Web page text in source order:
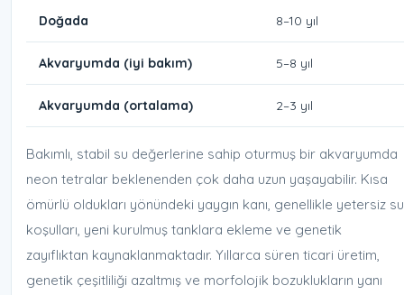
Doğada 8–10 yıl
Akvaryumda (iyi bakım) 5–8 yıl
Akvaryumda (ortalama) 2–3 yıl
Bakımlı, stabil su değerlerine sahip oturmuş bir akvaryumda
neon tetralar beklenenden çok daha uzun yaşayabilir. Kısa
ömürlü oldukları yönündeki yaygın kanı, genellikle yetersiz su
koşulları, yeni kurulmuş tanklara ekleme ve genetik
zayıflıktan kaynaklanmaktadır. Yıllarca süren ticari üretim,
genetik çeşitliliği azaltmış ve morfolojik bozuklukların yanı